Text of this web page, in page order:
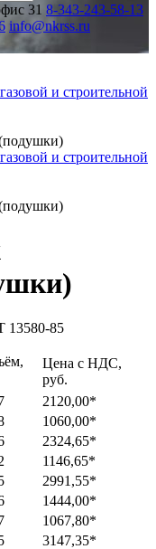
31 8-343-243-58-13
info@nkrss.ru
и строительной
и строительной
13580-85
Цена с НДС,
руб.
2120,00*
1060,00*
2324,65*
1146,65*
2991,55*
1444,00*
1067,80*
3147,35*